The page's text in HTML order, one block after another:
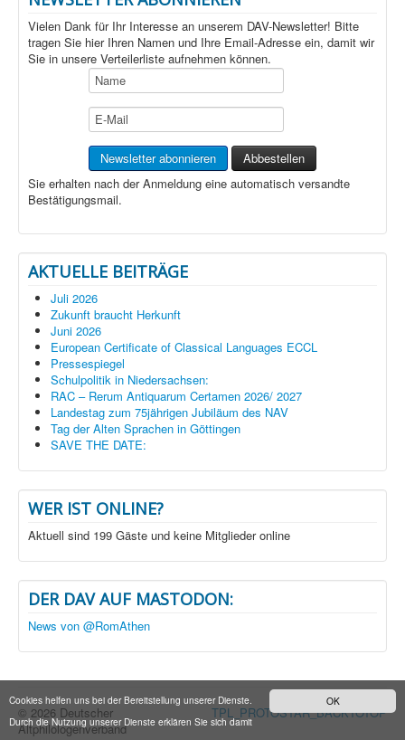
OK
Cookies helfen uns bei der Bereitstellung unserer Dienste.
Durch die Nutzung unserer Dienste erklären Sie sich damit
Vielen Dank für Ihr Interesse an unserem DAV-Newsletter! Bitte
tragen Sie hier Ihren Namen und Ihre Email-Adresse ein, damit wir
Sie in unsere Verteilerliste aufnehmen können.
Sie erhalten nach der Anmeldung eine automatisch versandte
Bestätigungsmail.
AKTUELLE BEITRÄGE
Juli 2026
Zukunft braucht Herkunft
Juni 2026
European Certificate of Classical Languages ECCL
Pressespiegel
Schulpolitik in Niedersachsen:
RAC – Rerum Antiquarum Certamen 2026/ 2027
Landestag zum 75jährigen Jubiläum des NAV
Tag der Alten Sprachen in Göttingen
SAVE THE DATE:
WER IST ONLINE?
Aktuell sind 199 Gäste und keine Mitglieder online
DER DAV AUF MASTODON:
News von @RomAthen
TPL_PROTOSTAR_BACKTOTOP
© 2026 Deutscher
Altphilologenverband